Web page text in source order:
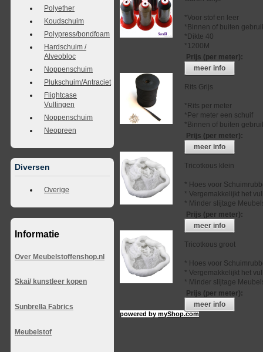
Polyether
Koudschuim
Polypress/bondfoam
Hardschuim /
Alveobloc
Noppenschuim
Plukschuim/Antraciet
Flightcase
Vullingen
Noppenschuim
Neopreen
Diversen
Overige
Informatie
Over Meubelstoffenshop.nl
Skai/ kunstleer kopen
Sunbrella Fabrics
Meubelstof
*Voor stof en leer
*Binnen of buiten
*Dikte 40
*1200M
Prijs (per meter):
meer info
Rits Grijs
*Rits per meter
*Per meter een schuif
*Binnen of buiten
Prijs (per meter):
meer info
Tricotkous klein
* Hoes voor
* Vergemakkelijkt het
* Minder slijtage
Prijs (per meter):
meer info
Tricotkous groot
* Hoes voor
* Vergemakkelijkt het
* Minder slijtage
Prijs (per meter):
meer info
powered bymyShop.com